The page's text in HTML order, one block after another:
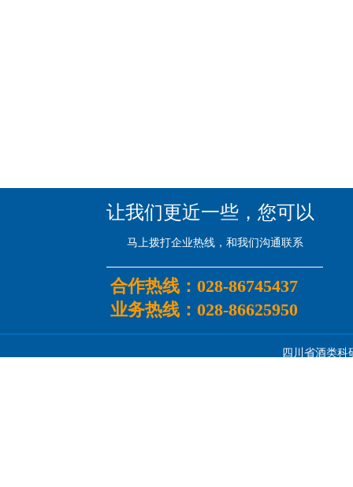
让我们更近一些，您可以
四川省酒类科
马上拨打企业热线，和我们沟通联系
合作热线： 028-86745437
业务热线： 028-86625950